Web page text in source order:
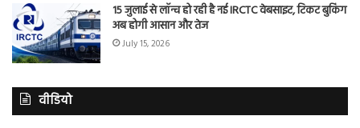
15 जुलाई से लॉन्च हो रही है नई IRCTC वेबसाइट, टिकट बुकिंग
अब होगी आसान और तेज
July 15, 2026
वीडियो